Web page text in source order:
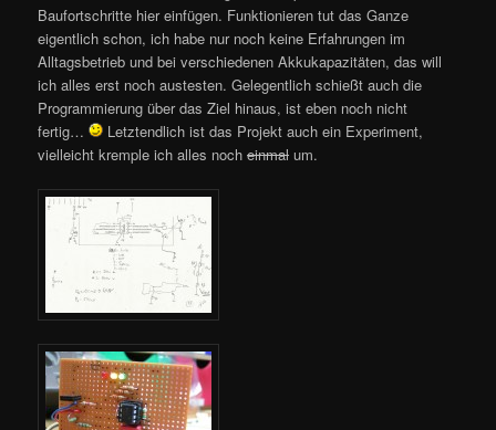
Baufortschritte hier einfügen. Funktionieren tut das Ganze
eigentlich schon, ich habe nur noch keine Erfahrungen im
Alltagsbetrieb und bei verschiedenen Akkukapazitäten, das will
ich alles erst noch austesten. Gelegentlich schießt auch die
Programmierung über das Ziel hinaus, ist eben noch nicht
fertig…
Letztendlich ist das Projekt auch ein Experiment,
vielleicht kremple ich alles nocheinmal um.